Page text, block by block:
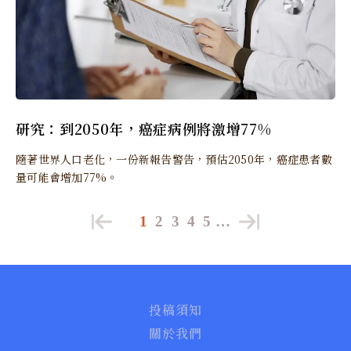
研究：到2050年，癌症病例將激增77%
隨著世界人口老化，一份新報告警告，預估2050年，癌症患者數
量可能會增加77%。
1 2 3 4 5 …
投稿須知
關於我們